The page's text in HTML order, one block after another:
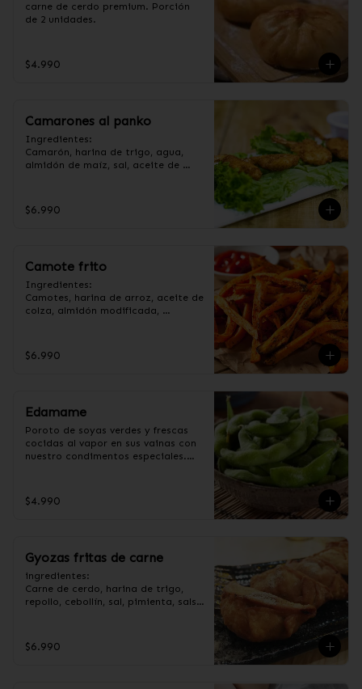
carne de cerdo premium. Porción
de 2 unidades.
$4.990
Camarones al panko
Ingredientes:
Camarón, harina de trigo, agua,
almidón de maíz, sal, aceite de
$6.990
Camote frito
Ingredientes:
Camotes, harina de arroz, aceite de
colza, almidón modificada,
$6.990
Edamame
Poroto de soyas verdes y frescas
cocidas al vapor en sus vainas con
nuestro condimentos especiales.
Poroto de soya con vaina,
pimienta, sal, ajo, cebollín y azúcar.
$4.990
Gyozas fritas de carne
ingredientes:
Carne de cerdo, harina de trigo,
repollo, cebollín, sal, pimienta, salsa
canela, anís, pimienta y comino).
$6.990